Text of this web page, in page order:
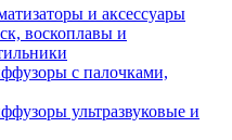
и аксессуары
воскоплавы и
с палочками,
ультразвуковые и